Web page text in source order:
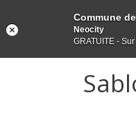
Commune
Neocity
GRATUITE -